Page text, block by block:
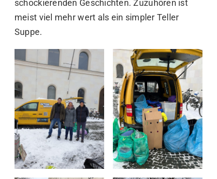
schockierenden Geschichten. Zuzuhören ist
meist viel mehr wert als ein simpler Teller
Suppe.